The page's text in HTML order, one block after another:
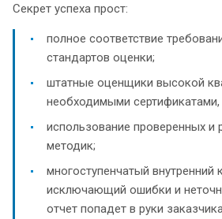
Секрет успеха прост:
полное соответствие
стандартов оценки;
штатные оценщики высокой
необходимыми сертификатами,
использование проверенных и
методик;
многоступенчатый внутренний
исключающий ошибки и
отчет попадет в руки